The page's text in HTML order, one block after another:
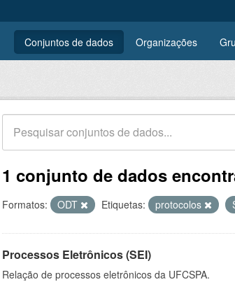
Conjuntos de dados Organizações
1 conjunto de dados
Formatos: ODT Etiquetas: protocolos
Processos Eletrônicos (SEI)
Relação de processos eletrônicos da UFCSPA.